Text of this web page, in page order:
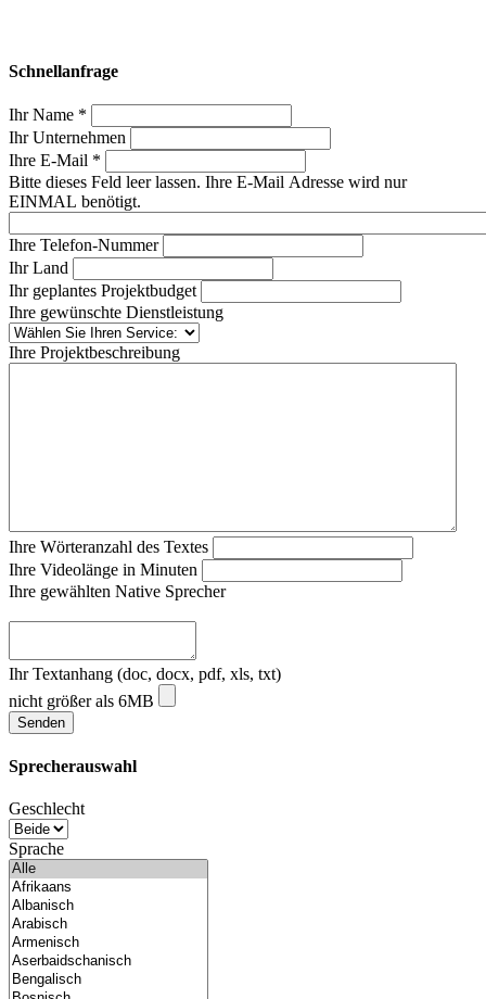
Schnellanfrage
Ihr Name *
Ihr Unternehmen
Ihre E-Mail *
Bitte dieses Feld leer lassen. Ihre E-Mail Adresse wird nur
EINMAL benötigt.
Ihre Telefon-Nummer
Ihr Land
Ihr geplantes Projektbudget
Ihre gewünschte Dienstleistung
Ihre Projektbeschreibung
Ihre Wörteranzahl des Textes
Ihre Videolänge in Minuten
Ihre gewählten Native Sprecher
Ihr Textanhang (doc, docx, pdf, xls, txt)
nicht größer als 6MB
Sprecherauswahl
Geschlecht
Sprache